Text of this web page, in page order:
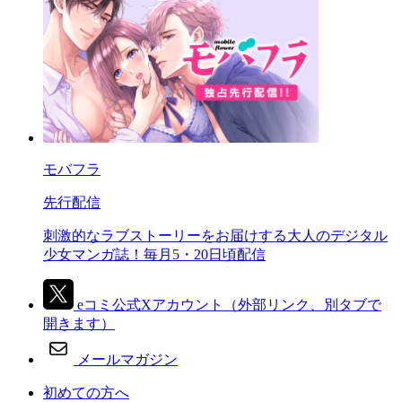
モバフラ
先行配信
刺激的なラブストーリーをお届けする大人のデジタル
少女マンガ誌！毎月5・20日頃配信
eコミ公式Xアカウント
（外部リンク、別タブで
開きます）
メールマガジン
初めての方へ